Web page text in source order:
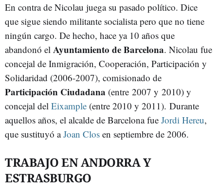
En contra de Nicolau juega su pasado político. Dice
que sigue siendo militante socialista pero que no tiene
ningún cargo. De hecho, hace ya 10 años que
abandonó el Ayuntamiento de Barcelona. Nicolau fue
concejal de Inmigración, Cooperación, Participación y
Solidaridad (2006-2007), comisionado de
Participación Ciudadana (entre 2007 y 2010) y
concejal del Eixample (entre 2010 y 2011). Durante
aquellos años, el alcalde de Barcelona fue Jordi Hereu,
que sustituyó aJoan Clos en septiembre de 2006.
TRABAJO EN ANDORRA Y
ESTRASBURGO